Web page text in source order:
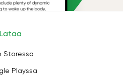
Lataa
Storessa
Playssa